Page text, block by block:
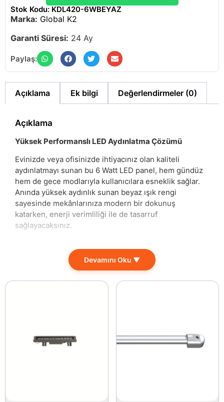
Stok Kodu: KDL420-6WBEYAZ
Marka: Global K2
Garanti Süresi: 24 Ay
Paylaş:
Açıklama Ek bilgi Değerlendirmeler (0)
Açıklama
Yüksek Performanslı LED Aydınlatma Çözümü
Evinizde veya ofisinizde ihtiyacınız olan kaliteli
aydınlatmayı sunan bu 6 Watt LED panel, hem gündüz
hem de gece modlarıyla kullanıcılara esneklik sağlar.
Anında yüksek aydınlık sunan beyaz ışık rengi
sayesinde mekânlarınıza modern bir dokunuş
katarken, enerji verimliliği ile de tasarruf
sağlayacaksınız.
– Gündüz ve Gece Modu
– Ölçü: Çap: 12 – 3,5 cm
Devamını Oku ▼